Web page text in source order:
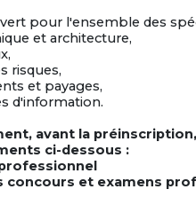
pour l'ensemble des
et architecture,
risques,
et payages,
d'information.
avant la
ci-dessous :
concours et examens